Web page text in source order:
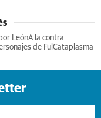
LeónA la contra
de Ful Cataplasma